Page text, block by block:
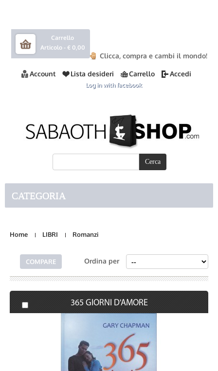
Carrello
Articolo - € 0,00
Clicca, compra e cambi il mondo!
Account Lista desideri Carrello Accedi
Log in with facebook
CATEGORIA
Home LIBRI Romanzi
Ordina per
365 GIORNI D'AMORE